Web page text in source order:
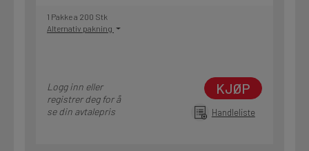
1 Pakke a 200 Stk
Alternativ pakning
Logg inn eller
registrer deg for å
se din avtalepris
KJØP
Handleliste